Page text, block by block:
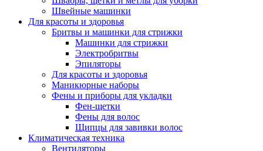
Швейные машинки
Для красоты и здоровья
Бритвы и машинки для стрижки
Машинки для стрижки
Электробритвы
Эпиляторы
Для красоты и здоровья
Маникюрные наборы
Фены и приборы для укладки
Фен-щетки
Фены для волос
Щипцы для завивки волос
Климатическая техника
Вентиляторы